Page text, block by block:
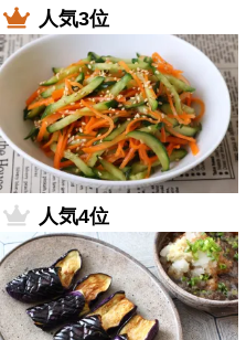
人気3位
人気4位